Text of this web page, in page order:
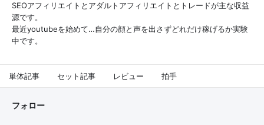
SEOアフィリエイトとアダルトアフィリエイトとトレードが主な収益
源です。
最近youtubeを始めて…自分の顔と声を出さずどれだけ稼げるか実験
中です。
単体記事 セット記事 レビュー 拍手
フォロー